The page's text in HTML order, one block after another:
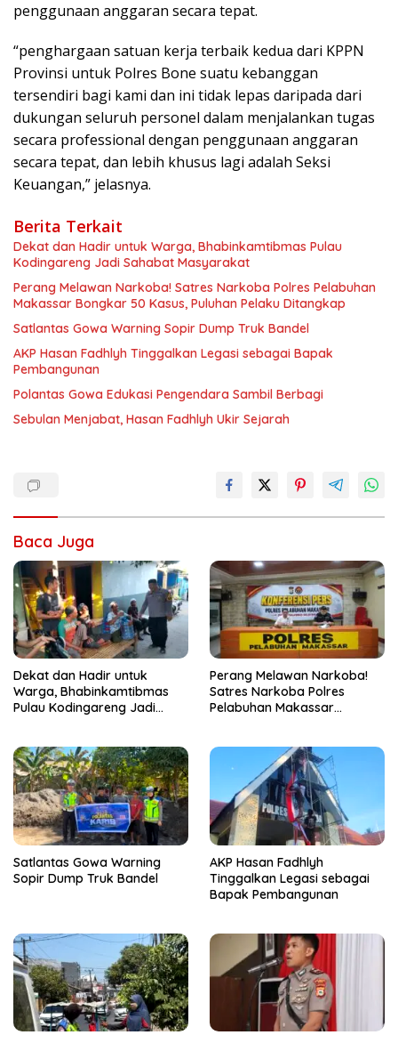
penggunaan anggaran secara tepat.
“penghargaan satuan kerja terbaik kedua dari KPPN
Provinsi untuk Polres Bone suatu kebanggan
tersendiri bagi kami dan ini tidak lepas daripada dari
dukungan seluruh personel dalam menjalankan tugas
secara professional dengan penggunaan anggaran
secara tepat, dan lebih khusus lagi adalah Seksi
Keuangan,” jelasnya.
Berita Terkait
Dekat dan Hadir untuk Warga, Bhabinkamtibmas Pulau
Kodingareng Jadi Sahabat Masyarakat
Perang Melawan Narkoba! Satres Narkoba Polres Pelabuhan
Makassar Bongkar 50 Kasus, Puluhan Pelaku Ditangkap
Satlantas Gowa Warning Sopir Dump Truk Bandel
AKP Hasan Fadhlyh Tinggalkan Legasi sebagai Bapak
Pembangunan
Polantas Gowa Edukasi Pengendara Sambil Berbagi
Sebulan Menjabat, Hasan Fadhlyh Ukir Sejarah
Baca Juga
Dekat dan Hadir untuk
Warga, Bhabinkamtibmas
Pulau Kodingareng Jadi
Perang Melawan Narkoba!
Satres Narkoba Polres
Pelabuhan Makassar
Satlantas Gowa Warning
Sopir Dump Truk Bandel
AKP Hasan Fadhlyh
Tinggalkan Legasi sebagai
Bapak Pembangunan